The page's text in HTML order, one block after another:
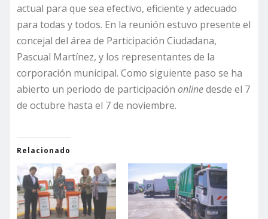
actual para que sea efectivo, eficiente y adecuado
para todas y todos. En la reunión estuvo presente el
concejal del área de Participación Ciudadana,
Pascual Martínez, y los representantes de la
corporación municipal. Como siguiente paso se ha
abierto un periodo de participación onlinedesde el 7
de octubre hasta el 7 de noviembre.
Relacionado